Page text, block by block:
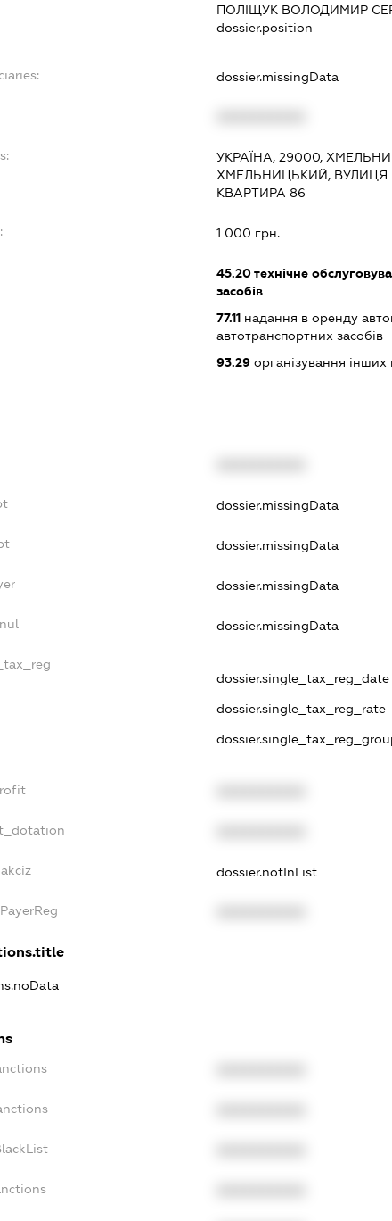
ПОЛІЩУК ВОЛОДИМИР
dossier.position -
dossier.missingData
УКРАЇНА, 29000,
ХМЕЛЬНИЦЬКИЙ, ВУЛИЦЯ
КВАРТИРА 86
1 000 грн.
45.20технічне
засобів
77.11надання в оренду
автотранспортних засобів
93.29організування інших
dossier.missingData
dossier.missingData
dossier.missingData
dossier.missingData
dossier.single_tax_reg_date -
dossier.single_tax_reg_rate
dossier.notInList